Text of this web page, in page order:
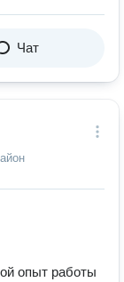
Чат
опыт работы